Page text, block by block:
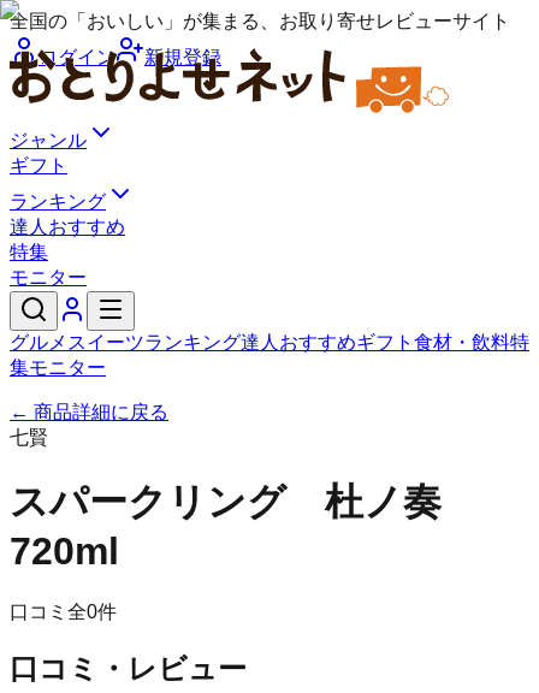
全国の「おいしい」が集まる、お取り寄せレビューサイト
ログイン
新規登録
ジャンル
ギフト
ランキング
達人おすすめ
特集
モニター
グルメ スイーツランキング達人おすすめギフト 食材・飲料特
集モニター
← 商品詳細に戻る
七賢
スパークリング 杜ノ奏
720ml
口コミ全0件
口コミ・レビュー